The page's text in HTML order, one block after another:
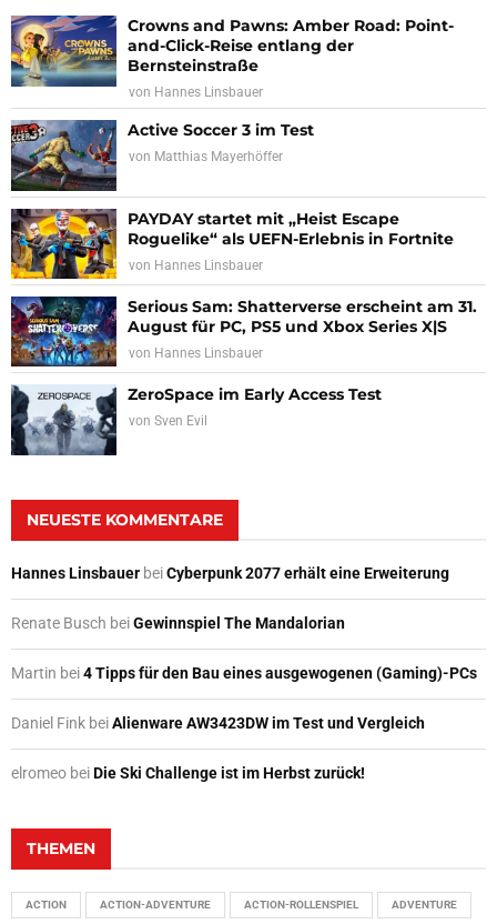
Crowns and Pawns: Amber Road: Point-
and-Click-Reise entlang der
Bernsteinstraße
von Hannes Linsbauer
Active Soccer 3 im Test
von Matthias Mayerhöffer
PAYDAY startet mit „Heist Escape
Roguelike“ als UEFN-Erlebnis in Fortnite
von Hannes Linsbauer
Serious Sam: Shatterverse erscheint am 31.
August für PC, PS5 und Xbox Series X|S
von Hannes Linsbauer
ZeroSpace im Early Access Test
von Sven Evil
NEUESTE KOMMENTARE
Hannes Linsbauer beiCyberpunk 2077 erhält eine Erweiterung
Renate Busch beiGewinnspiel The Mandalorian
Martin bei4 Tipps für den Bau eines ausgewogenen (Gaming)-PCs
Daniel Fink beiAlienware AW3423DW im Test und Vergleich
elromeo beiDie Ski Challenge ist im Herbst zurück!
THEMEN
ACTION ACTION-ADVENTURE ACTION-ROLLENSPIEL ADVENTURE